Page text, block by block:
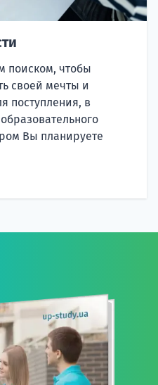
поиском, чтобы
своей мечты и
поступления, в
Вы планируете